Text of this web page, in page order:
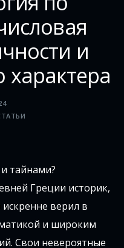
и
тайнами?
Греции историк,
верил в
и широким
Свои невероятные